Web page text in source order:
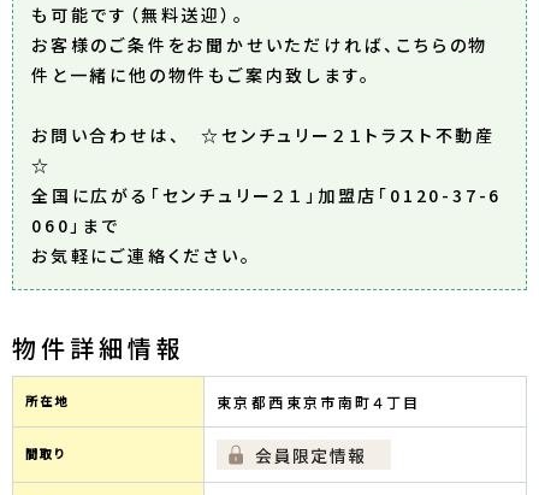
も可能です（無料送迎）。
お客様のご条件をお聞かせいただければ、こちらの物
件と一緒に他の物件もご案内致します。
お問い合わせは、 ☆センチュリー２１トラスト不動産
☆
全国に広がる「センチュリー２１」加盟店「0120-37-6
060」まで
お気軽にご連絡ください。
物件詳細情報
所在地 東京都西東京市南町４丁目
間取り